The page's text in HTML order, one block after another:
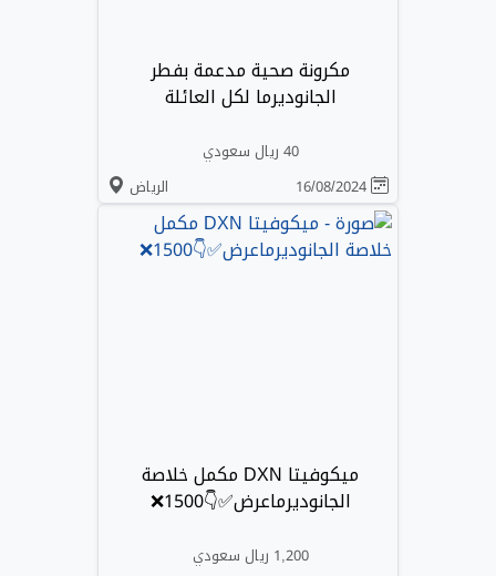
مكرونة صحية مدعمة بفطر
الجانوديرما لكل العائلة
40 ريال سعودي
الرياض
ميكوفيتا DXN مكمل خلاصة
الجانوديرماعرض✅👇1500❌
1,200 ريال سعودي